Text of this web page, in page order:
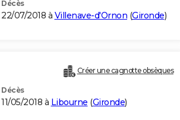
Décès
22/07/2018 à Villenave-d'Ornon (Gironde)
Créer une cagnotte obsèques
Décès
11/05/2018 à Libourne (Gironde)